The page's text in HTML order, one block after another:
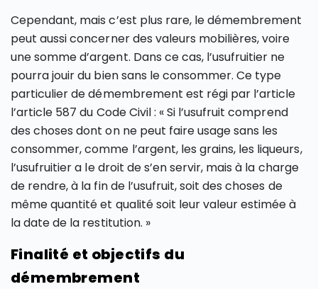
Cependant, mais c’est plus rare, le démembrement
peut aussi concerner des valeurs mobilières, voire
une somme d’argent. Dans ce cas, l’usufruitier ne
pourra jouir du bien sans le consommer. Ce type
particulier de démembrement est régi par l’article
l’article 587 du Code Civil : « Si l’usufruit comprend
des choses dont on ne peut faire usage sans les
consommer, comme l’argent, les grains, les liqueurs,
l’usufruitier a le droit de s’en servir, mais à la charge
de rendre, à la fin de l’usufruit, soit des choses de
même quantité et qualité soit leur valeur estimée à
la date de la restitution. »
Finalité et objectifs du
démembrement